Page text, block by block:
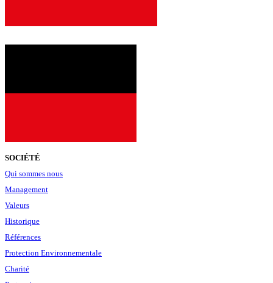
SOCIÉTÉ
Qui sommes nous
Management
Valeurs
Historique
Références
Protection Environnementale
Charité